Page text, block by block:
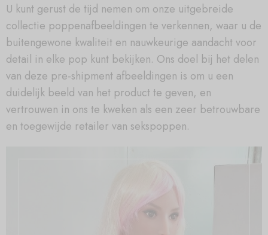
U kunt gerust de tijd nemen om onze uitgebreide
collectie poppenafbeeldingen te verkennen, waar u de
buitengewone kwaliteit en nauwkeurige aandacht voor
detail in elke pop kunt bekijken. Ons doel bij het delen
van deze pre-shipment afbeeldingen is om u een
duidelijk beeld van het product te geven, en
vertrouwen in ons te kweken als een zeer betrouwbare
en toegewijde retailer van sekspoppen.